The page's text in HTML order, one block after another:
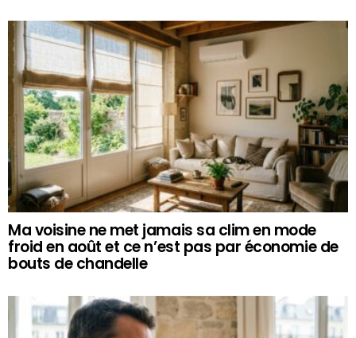
Ma voisine ne met jamais sa clim en mode
froid en août et ce n’est pas par économie de
bouts de chandelle